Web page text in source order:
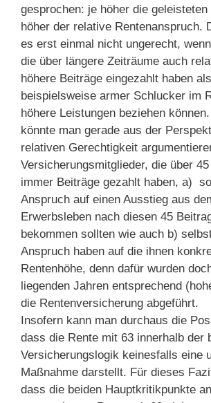
gesprochen: je höher die
höher der relative Rentenanspruch.
es erst einmal nicht ungerecht,
die über längere Zeiträume auch
höhere Beiträge eingezahlt haben als
beispielsweise armer Schlucker im
höhere Leistungen beziehen
könnte man gerade aus der
relativen Gerechtigkeit
Versicherungsmitglieder, die über
immer Beiträge gezahlt haben, a)
Anspruch auf einen Ausstieg aus
Erwerbsleben nach diesen 45
bekommen sollten wie auch b)
Anspruch haben auf die ihnen
Rentenhöhe, denn dafür wurden
liegenden Jahren entsprechend
die Rentenversicherung abgeführt.
Insofern kann man durchaus die
dass die Rente mit 63 innerhalb der
Versicherungslogik keinesfalls eine
Maßnahme darstellt. Für dieses
dass die beiden Hauptkritikpunkte